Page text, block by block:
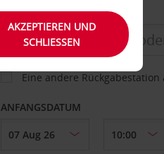
ABHOLEN VON
Eine andere Rückgabestation
ANFANGSDATUM
AKZEPTIEREN UND
SCHLIESSEN